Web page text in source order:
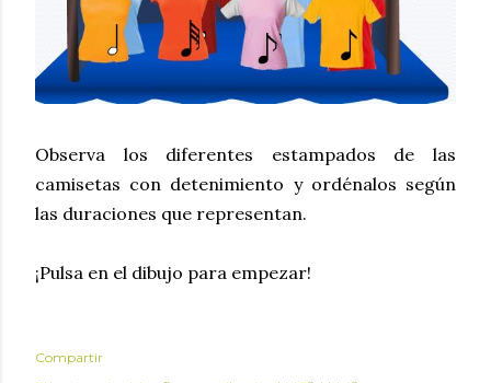
Observa los diferentes estampados de las
camisetas con detenimiento y ordénalos según
las duraciones que representan.
¡Pulsa en el dibujo para empezar!
Compartir